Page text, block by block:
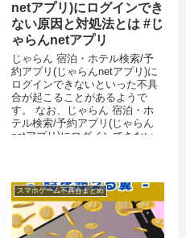
netアプリ)にログインでき
ない原因と対処法とは #じ
ゃらんnetアプリ
じゃらん 宿泊・ホテル検索/予
約アプリ(じゃらんnetアプリ)に
ログインできないといった不具
合が起こることがあるようで
す。 なお、じゃらん 宿泊・ホ
テル検索/予約アプリ(じゃらん
netアプリ)にログインできない
スマホゲーム不具合まとめ